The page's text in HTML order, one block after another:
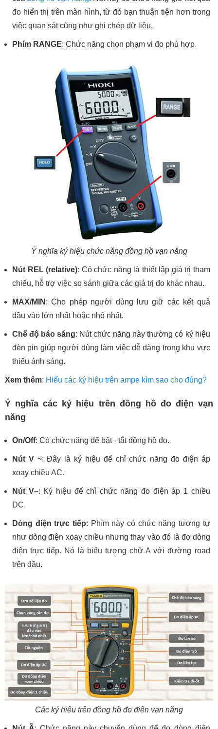
đo hiển thị trên màn hình, từ đó bạn thuận tiện hơn trong
việc quan sát cũng như ghi chép dữ liệu.
Phím RANGE: Chức năng chọn phạm vi đo phù hợp.
Ý nghĩa ký hiệu chức năng đồng hồ vạn năng
Nút REL (relative): Có chức năng là thiết lập giá trị tham
chiếu, hỗ trợ việc so sánh giữa các giá trị đo khác nhau.
MAX/MIN : Cho phép người dùng lưu giữ các kết quả
đầu vào lớn nhất hoặc nhỏ nhất.
Chế độ báo sáng: Nút chức năng này thường có ký hiệu
đèn pin giúp người dùng làm việc dễ dàng trong khu vực
thiếu ánh sáng.
Xem thêm: Hiểu các ký hiệu trên ampe kìm sao cho đúng?
Ý nghĩa các ký hiệu trên đồng hồ đo điện vạn
năng
On/Off: Có chức năng để bật - tắt đồng hồ đo.
Nút V ~: Đây là ký hiệu để chỉ chức năng đo điện áp
xoay chiều AC.
Nút V–: Ký hiệu để chỉ chức năng đo điện áp 1 chiều
DC.
Dòng điện trực tiếp: Phím này có chức năng tương tự
như dòng điện xoay chiều nhưng thay vào đó là đo dòng
điện trực tiếp. Nó là biểu tượng chữ A với đường road
trên đầu.
Các ký hiệu trên đồng hồ đo điện vạn năng